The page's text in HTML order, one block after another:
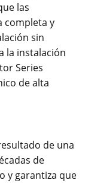
las
completa y
sin
la instalación
Series
de alta
de una
de
y garantiza que